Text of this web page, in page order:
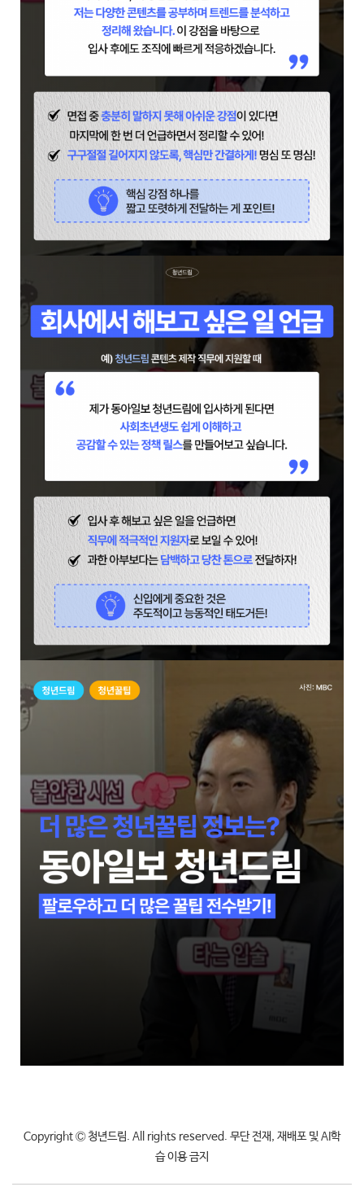
Copyright Ⓒ 청년드림. All rights reserved. 무단 전재, 재배포 및 AI학
습 이용 금지